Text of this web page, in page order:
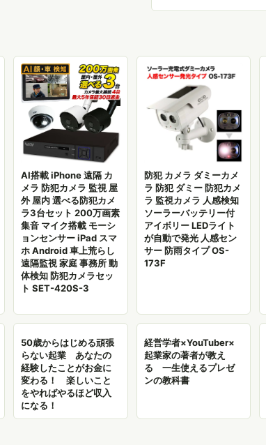
AI搭載 iPhone 遠隔 カ
メラ 防犯カメラ 監視 屋
外 屋内 選べる防犯カメ
ラ3台セット 200万画素
集音 マイク搭載 モーシ
ョンセンサー iPad スマ
ホ Android 車上荒らし
遠隔監視 家庭 事務所 動
体検知 防犯カメラセッ
ト SET-420S-3
防犯 カメラ ダミーカメ
ラ 防犯 ダミー 防犯カメ
ラ 監視カメラ 人感検知
ソーラーバッテリー付
アイボリー LEDライト
が自動で発光 人感セン
サー 防雨タイプ OS-
173F
50歳からはじめる頑張
らない起業 あなたの
経験したことがお金に
変わる！ 楽しいこと
をやればやるほど収入
になる！
経営学者×YouTuber×
起業家の著者が教え
る 一生使えるプレゼ
ンの教科書